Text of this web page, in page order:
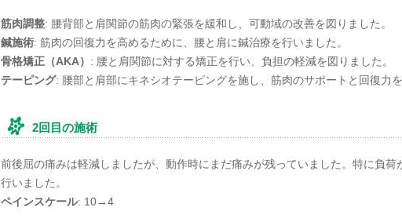
筋肉調整: 腰背部と肩関節の筋肉の緊張を緩和し、可動域の改善を図りました。
鍼施術: 筋肉の回復力を高めるために、腰と肩に鍼治療を行いました。
骨格矯正（AKA） : 腰と肩関節に対する矯正を行い、負担の軽減を図りました。
テーピング: 腰部と肩部にキネシオテーピングを施し、筋肉のサポートと回復力を
2回目の施術
前後屈の痛みは軽減しましたが、動作時にまだ痛みが残っていました。特に負
行いました。
ペインスケール: 10→4